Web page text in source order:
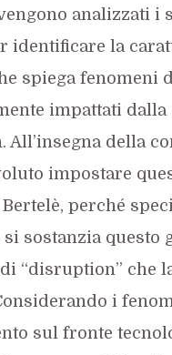
analizzati i
identificare la
spiega fenomeni
impattati dalla
All’insegna della
impostare
perché
sostanzia questo
“disruption” che
i
sul fronte